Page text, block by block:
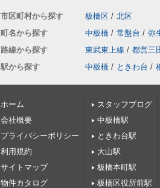
市区町村から探す 板橋区 / 北区
町名から探す
中板橋 / 常盤台 / 弥
路線から探す
東武東上線 / 都営三
駅から探す
中板橋 / ときわ台 /
ホーム
会社概要
プライバシーポリシー
利用規約
サイトマップ
物件カタログ
スタッフブログ
中板橋駅
ときわ台駅
大山駅
板橋本町駅
板橋区役所前駅